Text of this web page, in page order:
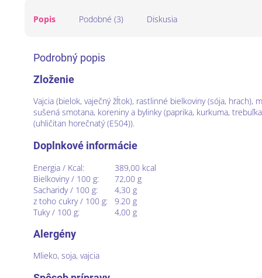
Popis Podobné (3) Diskusia
Podrobný popis
Zloženie
Vajcia (bielok, vaječný žĺtok), rastlinné bielkoviny (sója, hrach),
sušená smotana, koreniny a bylinky (paprika, kurkuma,
(uhličitan horečnatý (E504)).
Doplnkové informácie
Energia / Kcal:
389,00 kcal
Bielkoviny / 100 g:
72,00 g
Sacharidy / 100 g:
4,30 g
z toho cukry / 100 g: 9.20 g
Tuky / 100 g:
4,00 g
Alergény
Mlieko, soja, vajcia